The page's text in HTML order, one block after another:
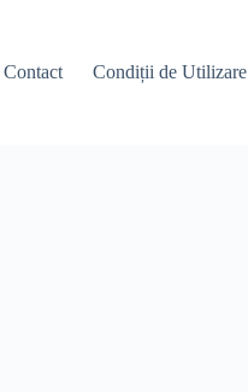
Contact Condiții de Utilizare